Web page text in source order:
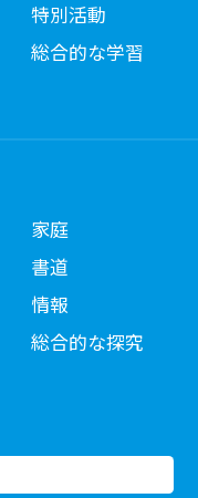
特別活動
総合的な学習
家庭
書道
情報
総合的な探究